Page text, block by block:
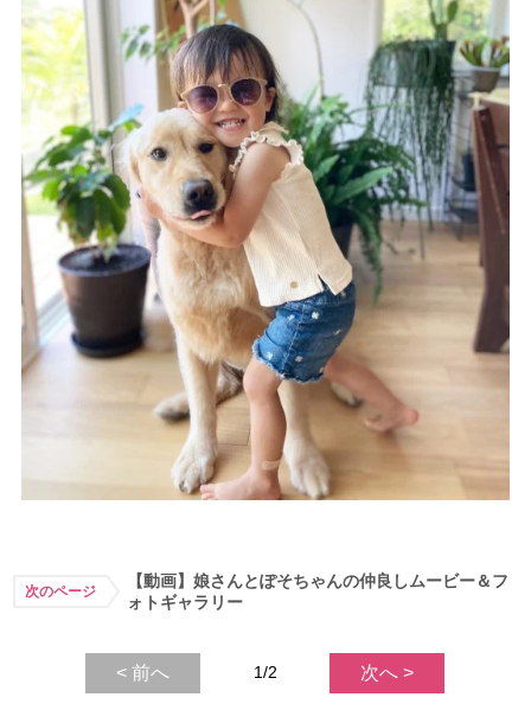
次のページ
【動画】娘さんとぽそちゃんの仲良しムービー＆フ
ォトギャラリー
< 前へ 1/2 次へ >